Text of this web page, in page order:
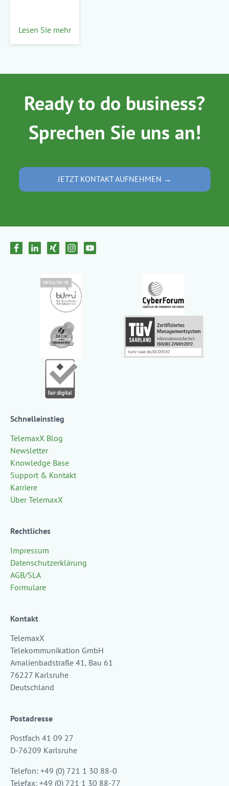
Lesen Sie mehr
Ready to do business?
Sprechen Sie uns an!
JETZT KONTAKT AUFNEHMEN →
Schnelleinstieg
TelemaxX Blog
Newsletter
Knowledge Base
Support & Kontakt
Karriere
Über TelemaxX
Rechtliches
Impressum
Datenschutzerklärung
AGB/SLA
Formulare
Kontakt
TelemaxX
Telekommunikation GmbH
Amalienbadstraße 41, Bau 61
76227 Karlsruhe
Deutschland
Postadresse
Postfach 41 09 27
D-76209 Karlsruhe
Telefon: +49 (0) 721 1 30 88-0
Telefax: +49 (0) 721 1 30 88-77